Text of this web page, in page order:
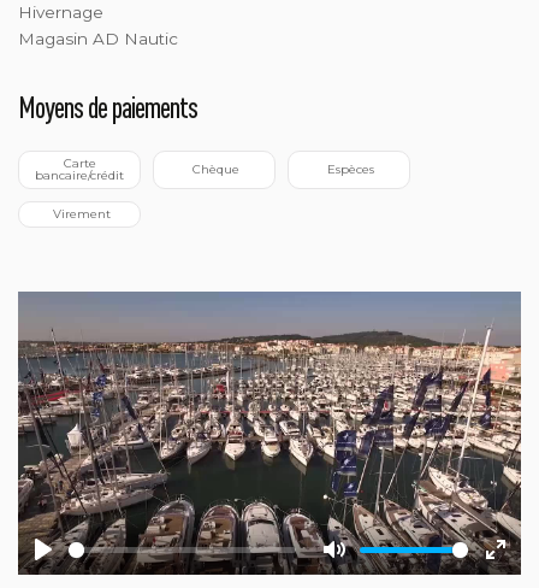
Hivernage
Magasin AD Nautic
Moyens de paiements
bancaire/crédit Chèque Espèces
Virement
Play Mute
Enter